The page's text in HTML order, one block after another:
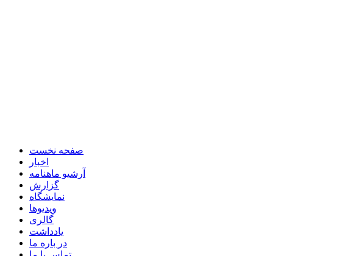
صفحه نخست
اخبار
آرشیو ماهنامه
گزارش
نمایشگاه
ویدیوها
گالری
یادداشت
در باره ما